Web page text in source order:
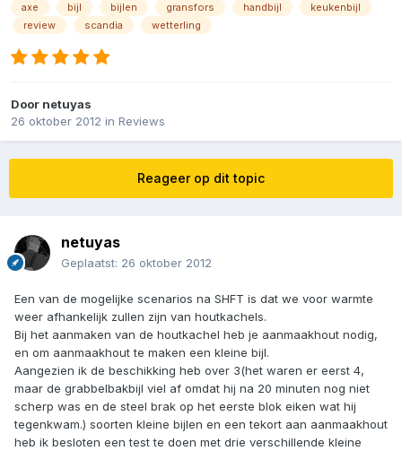
axe bijl bijlen gransfors handbijl
keukenbijl
review
scandia wetterling
Door netuyas
26 oktober 2012 in Reviews
Reageer op dit topic
netuyas
Geplaatst: 26 oktober 2012
Een van de mogelijke scenarios na SHFT is dat we voor warmte
weer afhankelijk zullen zijn van houtkachels.
Bij het aanmaken van de houtkachel heb je aanmaakhout nodig,
en om aanmaakhout te maken een kleine bijl.
Aangezien ik de beschikking heb over 3(het waren er eerst 4,
maar de grabbelbakbijl viel af omdat hij na 20 minuten nog niet
scherp was en de steel brak op het eerste blok eiken wat hij
tegenkwam.) soorten kleine bijlen en een tekort aan aanmaakhout
heb ik besloten een test te doen met drie verschillende kleine